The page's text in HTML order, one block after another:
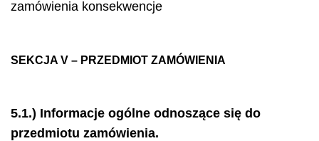
zamówienia konsekwencje
SEKCJA V – PRZEDMIOT ZAMÓWIENIA
5.1.) Informacje ogólne odnoszące się do
przedmiotu zamówienia.